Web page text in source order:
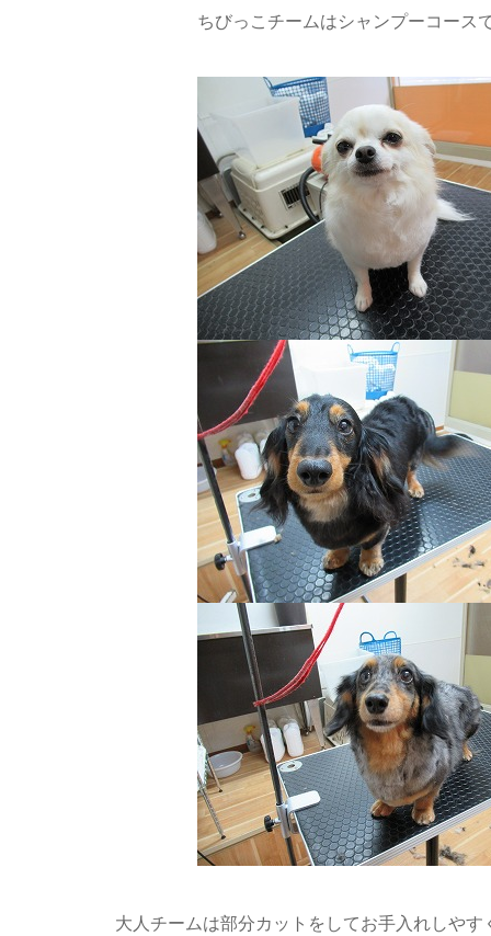
ちびっこチームはシャンプーコース
大人チームは部分カットをしてお手入れしや